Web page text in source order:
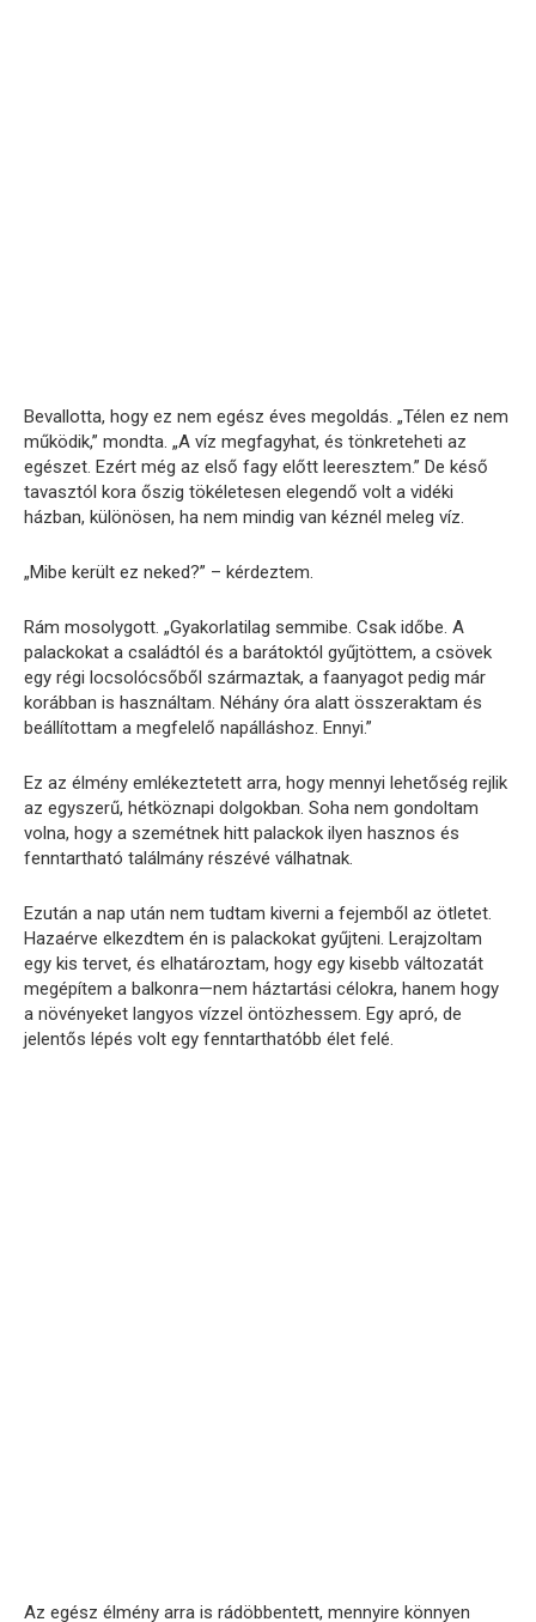
Bevallotta, hogy ez nem egész éves megoldás. „Télen ez nem
működik,” mondta. „A víz megfagyhat, és tönkreteheti az
egészet. Ezért még az első fagy előtt leeresztem.” De késő
tavasztól kora őszig tökéletesen elegendő volt a vidéki
házban, különösen, ha nem mindig van kéznél meleg víz.
„Mibe került ez neked?” – kérdeztem.
Rám mosolygott. „Gyakorlatilag semmibe. Csak időbe. A
palackokat a családtól és a barátoktól gyűjtöttem, a csövek
egy régi locsolócsőből származtak, a faanyagot pedig már
korábban is használtam. Néhány óra alatt összeraktam és
beállítottam a megfelelő napálláshoz. Ennyi.”
Ez az élmény emlékeztetett arra, hogy mennyi lehetőség rejlik
az egyszerű, hétköznapi dolgokban. Soha nem gondoltam
volna, hogy a szemétnek hitt palackok ilyen hasznos és
fenntartható találmány részévé válhatnak.
Ezután a nap után nem tudtam kiverni a fejemből az ötletet.
Hazaérve elkezdtem én is palackokat gyűjteni. Lerajzoltam
egy kis tervet, és elhatároztam, hogy egy kisebb változatát
megépítem a balkonra—nem háztartási célokra, hanem hogy
a növényeket langyos vízzel öntözhessem. Egy apró, de
jelentős lépés volt egy fenntarthatóbb élet felé.
Az egész élmény arra is rádöbbentett, mennyire könnyen